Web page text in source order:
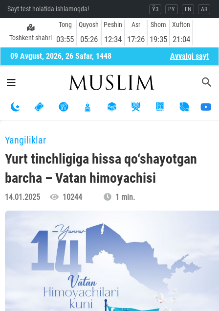
Sayt test holatida ishlamoqda! ЎЗ РУ EN AR
Toshkent shahri
Tong
03:55
Quyosh
05:26
Peshin
12:34
Asr
17:26
Shom
19:35
Xufton
21:04
09 Avgust, 2026, 26 Safar, 1448 Avvalgi sayt
Yangiliklar
Yurt tinchligiga hissa qo‘shayotgan
barcha – Vatan himoyachisi
14.01.2025 10244 1 min.